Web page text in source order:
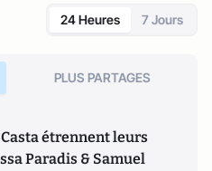
24 Heures 7 Jours
PLUS PARTAGES
étrennent leurs
Paradis & Samuel